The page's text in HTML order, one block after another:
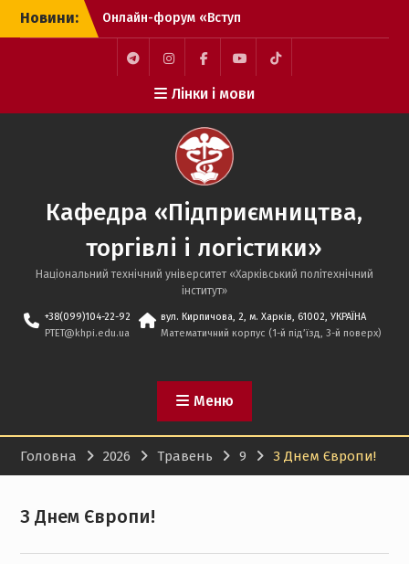
Перейти
Новини:
Онлайн-форум «Вступ
2026 – твій впевнений
вступ»
Вітаємо переможців
Конкурсу на кращі
випускні кваліфікаційні
роботи здобувачів
другого (магістерського)
рівня вищої освіти НТУ
Вітаємо випускників-
бакалаврів спеціальності
076 «Підприємництво,
торгівля та біржова
діяльність» освітніх
митна справа» та
діяльність» з успішним
кваліфікаційних робіт!
Доцент кафедри
підприємництва, торгівлі
і логістики НТУ “ХПІ”
пройшла міжнародну
отримала сертифікат
TelegramInstagramFacebookYouTubeTikTok
Лінки і мови
Кафедра «Підприємництва,
торгівлі і логістики»
Національний технічний університет «Харківський політехнічний
iнститут»
+38(099)104-22-92
PTET@khpi.edu.ua
вул. Кирпичова, 2, м. Харків, 61002, УКРАЇНА
Математичний корпус (1-й під’їзд, 3-й поверх)
Меню
Головна 2026 Травень 9 З Днем Європи!
З Днем Європи!